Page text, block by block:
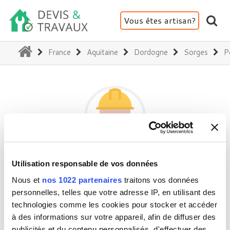
Utilisation responsable de vos données
Nous et nos 1022 partenaires traitons vos données
personnelles, telles que votre adresse IP, en utilisant des
technologies comme les cookies pour stocker et accéder
à des informations sur votre appareil, afin de diffuser des
Vous êtes artisan?
(current)
France Aquitaine Dordogne Sorges
MOULINE JEAN NOEL
MULTISERVICES
24420 Sorges